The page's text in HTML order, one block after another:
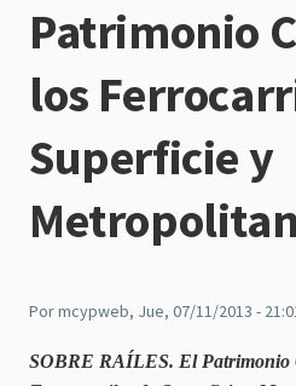
navegación
Patrimonio
los
Superficie y
Pormcypweb, Jue, 07/11/2013 -
SOBRE RAÍLES. El Patrimonio